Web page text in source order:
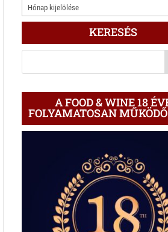
3.000
ÍRÁS
BLOGON
KERESÉS
A FOOD & WINE 18
FOLYAMATOSAN